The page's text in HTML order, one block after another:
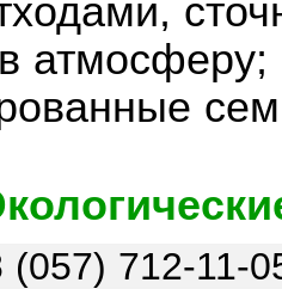
(057) 712-11-